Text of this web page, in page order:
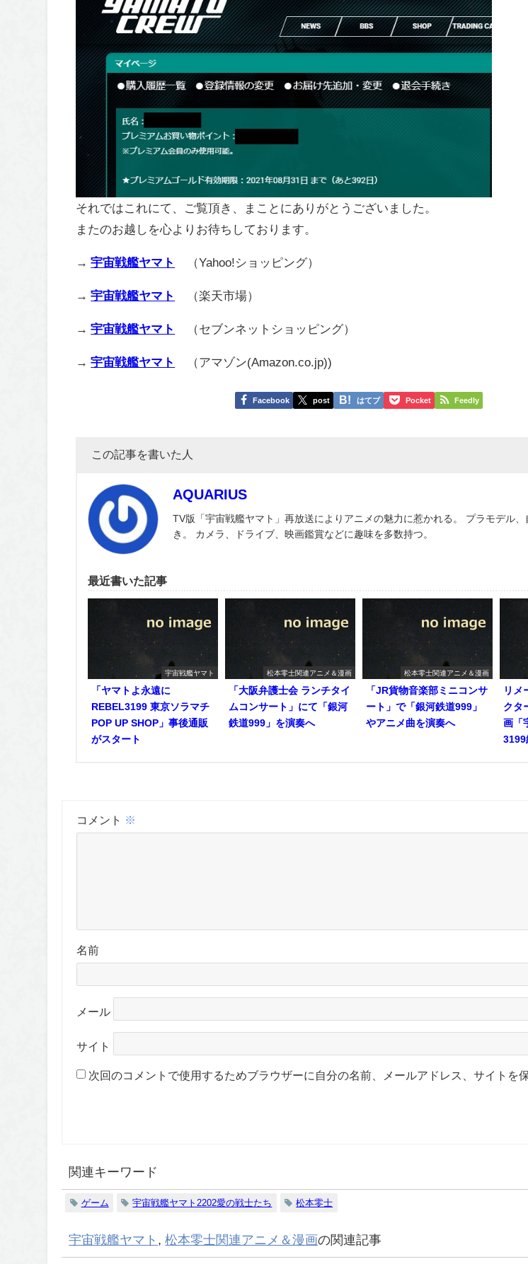
それではこれにて、ご覧頂き、まことにありがとうございました。
またのお越しを心よりお待ちしております。
→宇宙戦艦ヤマト （Yahoo!ショッピング）
→宇宙戦艦ヤマト （楽天市場）
→宇宙戦艦ヤマト （セブンネットショッピング）
→宇宙戦艦ヤマト （アマゾン(Amazon.co.jp))
Facebook post はてブ Pocket Feedly
この記事を書いた人
AQUARIUS
TV版「宇宙戦艦ヤマト」再放送によりアニメの魅力に惹かれる。 プラモデル
き。 カメラ、ドライブ、映画鑑賞などに趣味を多数持つ。
最近書いた記事
宇宙戦艦ヤマト
「ヤマトよ永遠に
REBEL3199 東京ソラマチ
POP UP SHOP」事後通販
がスタート
松本零士関連アニメ＆漫画
「大阪弁護士会 ランチタイ
ムコンサート」にて「銀河
鉄道999」を演奏へ
松本零士関連アニメ＆漫画
「JR貨物音楽部ミニコンサ
ート」で「銀河鉄道999」
やアニメ曲を演奏へ
リメ
クタ
画「
3199
コメント ※
名前
メール
サイト
次回のコメントで使用するためブラウザーに自分の名前、メールアドレス、サイトを保
関連キーワード
ゲーム 宇宙戦艦ヤマト2202愛の戦士たち 松本零士
宇宙戦艦ヤマト ,松本零士関連アニメ＆漫画の関連記事